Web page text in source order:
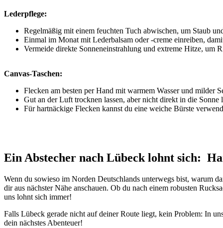
Lederpflege:
Regelmäßig mit einem feuchten Tuch abwischen, um Staub
Einmal im Monat mit Lederbalsam oder -creme einreiben,
Vermeide direkte Sonneneinstrahlung und extreme Hitze, um
Canvas-Taschen:
Flecken am besten per Hand mit warmem Wasser und milder
Gut an der Luft trocknen lassen, aber nicht direkt in die Sonne
Für hartnäckige Flecken kannst du eine weiche Bürste
Ein Abstecher nach Lübeck lohnt sich:
Wenn du sowieso im Norden Deutschlands unterwegs bist, warum
dir aus nächster Nähe anschauen. Ob du nach einem robusten
uns lohnt sich immer!
Falls Lübeck gerade nicht auf deiner Route liegt, kein Problem: In
dein nächstes Abenteuer!